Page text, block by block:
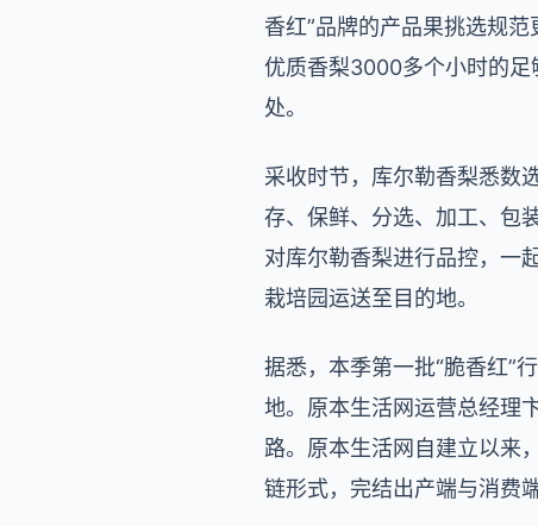
香红”品牌的产品果挑选规
优质香梨3000多个小时的足
处。
采收时节，库尔勒香梨悉数
存、保鲜、分选、加工、包
对库尔勒香梨进行品控，一
栽培园运送至目的地。
据悉，本季第一批“脆香红”
地。原本生活网运营总经理
路。原本生活网自建立以来
链形式，完结出产端与消费